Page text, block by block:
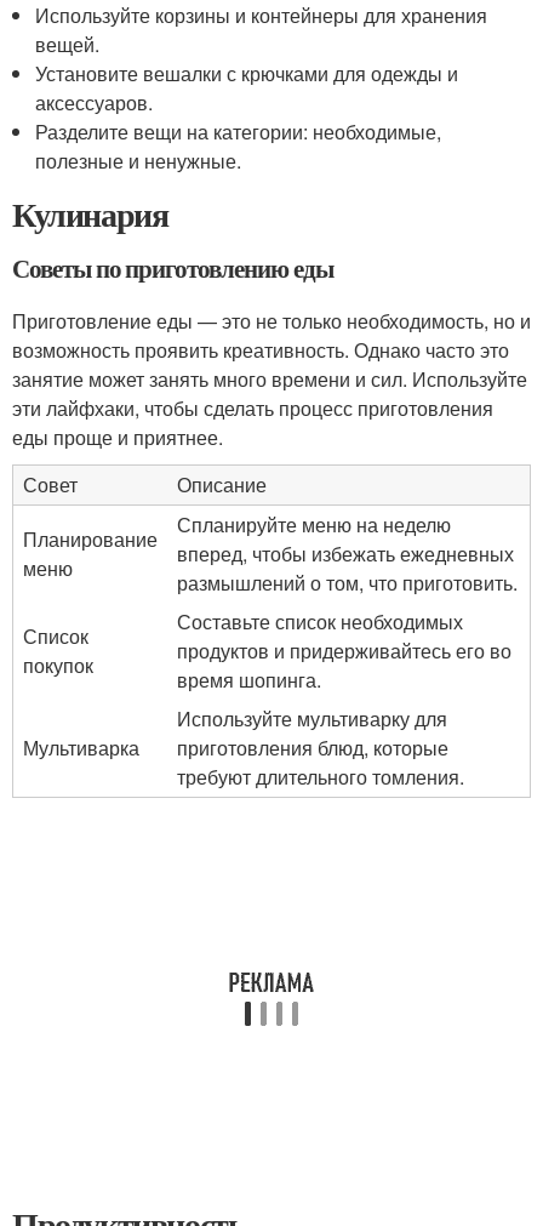
Используйте корзины и контейнеры для хранения
вещей.
Установите вешалки с крючками для одежды и
аксессуаров.
Разделите вещи на категории: необходимые,
полезные и ненужные.
Кулинария
Советы по приготовлению еды
Приготовление еды — это не только необходимость, но и
возможность проявить креативность. Однако часто это
занятие может занять много времени и сил. Используйте
эти лайфхаки, чтобы сделать процесс приготовления
еды проще и приятнее.
Совет
Описание
Планирование
меню
Спланируйте меню на неделю
вперед, чтобы избежать ежедневных
размышлений о том, что приготовить.
Список
покупок
Составьте список необходимых
продуктов и придерживайтесь его во
время шопинга.
Мультиварка
Используйте мультиварку для
приготовления блюд, которые
требуют длительного томления.